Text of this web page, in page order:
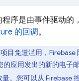
序是由事件驱动的
的回调。
目免遭滥用，Firebase
的应用发出的新的电子
。您可以从 Firebase